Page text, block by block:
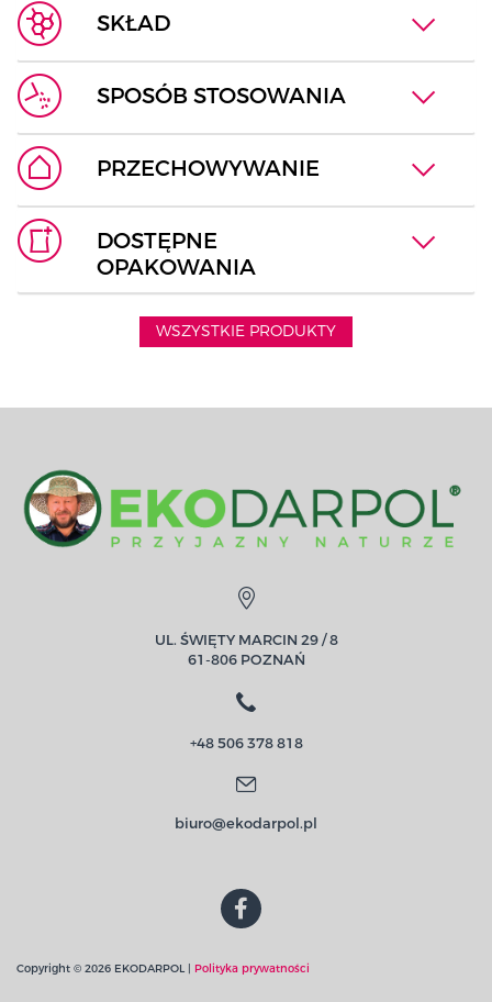
SKŁAD
SPOSÓB STOSOWANIA
PRZECHOWYWANIE
DOSTĘPNE
OPAKOWANIA
WSZYSTKIE PRODUKTY
UL. ŚWIĘTY MARCIN 29 / 8
61-806 POZNAŃ
+48 506 378 818
biuro@ekodarpol.pl
Copyright © 2026 EKODARPOL | Polityka prywatności